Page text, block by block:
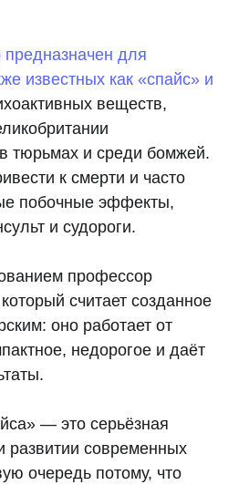
для
известных как «спайс» и
веществ,
тюрьмах и среди бомжей.
к смерти и часто
побочные эффекты,
и судороги.
профессор
считает созданное
оно работает от
недорогое и даёт
— это серьёзная
развитии современных
очередь потому, что